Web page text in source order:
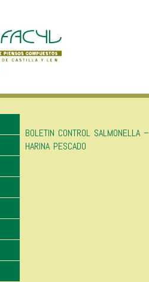
BOLETIN CONTROL SALMONELLA –
HARINA PESCADO